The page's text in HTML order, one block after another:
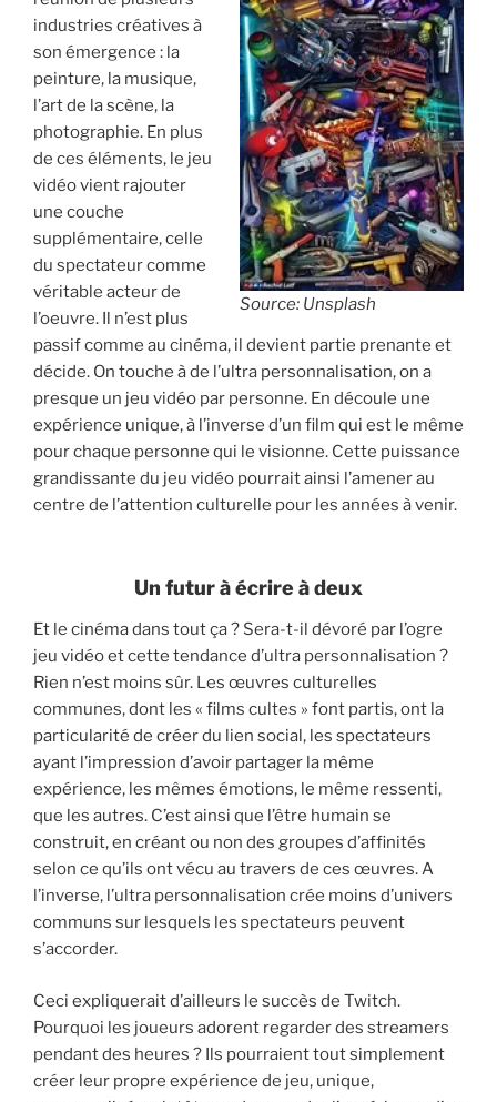
Source: Unsplash
industries créatives à
son émergence : la
peinture, la musique,
l’art de la scène, la
photographie. En plus
de ces éléments, le jeu
vidéo vient rajouter
une couche
supplémentaire, celle
du spectateur comme
véritable acteur de
l’oeuvre. Il n’est plus
passif comme au cinéma, il devient partie prenante et
décide. On touche à de l’ultra personnalisation, on a
presque un jeu vidéo par personne. En découle une
expérience unique, à l’inverse d’un film qui est le même
pour chaque personne qui le visionne. Cette puissance
grandissante du jeu vidéo pourrait ainsi l’amener au
centre de l’attention culturelle pour les années à venir.
Un futur à écrire à deux
Et le cinéma dans tout ça ? Sera-t-il dévoré par l’ogre
jeu vidéo et cette tendance d’ultra personnalisation ?
Rien n’est moins sûr. Les œuvres culturelles
communes, dont les « films cultes » font partis, ont la
particularité de créer du lien social, les spectateurs
ayant l’impression d’avoir partager la même
expérience, les mêmes émotions, le même ressenti,
que les autres. C’est ainsi que l’être humain se
construit, en créant ou non des groupes d’affinités
selon ce qu’ils ont vécu au travers de ces œuvres. A
l’inverse, l’ultra personnalisation crée moins d’univers
communs sur lesquels les spectateurs peuvent
s’accorder.
Ceci expliquerait d’ailleurs le succès de Twitch.
Pourquoi les joueurs adorent regarder des streamers
pendant des heures ? Ils pourraient tout simplement
créer leur propre expérience de jeu, unique,